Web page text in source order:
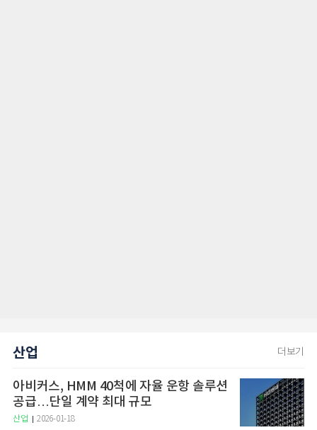
산업 더보기
아비커스, HMM 40척에 자율 운항 솔루션
공급…단일 계약 최대 규모
산업 2026-01-18